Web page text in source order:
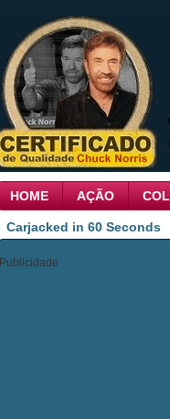
HOME AÇÃO
Carjacked in 60 Seconds
Publicidade